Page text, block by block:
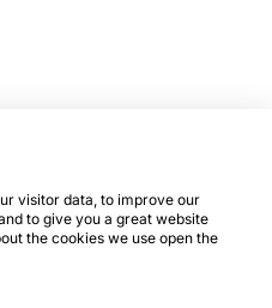
visitor data, to improve our
to give you a great website
the cookies we use open the